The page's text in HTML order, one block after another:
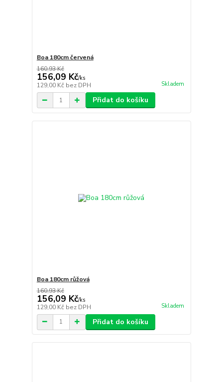
Boa 180cm červená
160,93 Kč
156,09 Kč/ks
129,00 Kč bez DPH Skladem
Přidat do košíku
Boa 180cm růžová
160,93 Kč
156,09 Kč/ks
129,00 Kč bez DPH Skladem
Přidat do košíku